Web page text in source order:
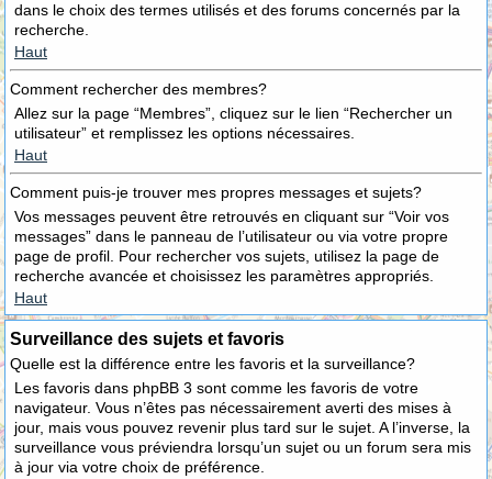
dans le choix des termes utilisés et des forums concernés par la
recherche.
Haut
Comment rechercher des membres?
Allez sur la page “Membres”, cliquez sur le lien “Rechercher un
utilisateur” et remplissez les options nécessaires.
Haut
Comment puis-je trouver mes propres messages et sujets?
Vos messages peuvent être retrouvés en cliquant sur “Voir vos
messages” dans le panneau de l’utilisateur ou via votre propre
page de profil. Pour rechercher vos sujets, utilisez la page de
recherche avancée et choisissez les paramètres appropriés.
Haut
Surveillance des sujets et favoris
Quelle est la différence entre les favoris et la surveillance?
Les favoris dans phpBB 3 sont comme les favoris de votre
navigateur. Vous n’êtes pas nécessairement averti des mises à
jour, mais vous pouvez revenir plus tard sur le sujet. A l’inverse, la
surveillance vous préviendra lorsqu’un sujet ou un forum sera mis
à jour via votre choix de préférence.